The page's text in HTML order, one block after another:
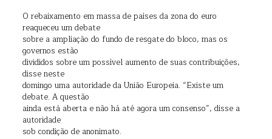
O rebaixamento em massa de países da zona do euro
reaqueceu um debate
sobre a ampliação do fundo de resgate do bloco, mas os
governos estão
divididos sobre um possível aumento de suas contribuições,
disse neste
domingo uma autoridade da União Europeia. “Existe um
debate. A questão
ainda está aberta e não há até agora um consenso”, disse a
autoridade
sob condição de anonimato.